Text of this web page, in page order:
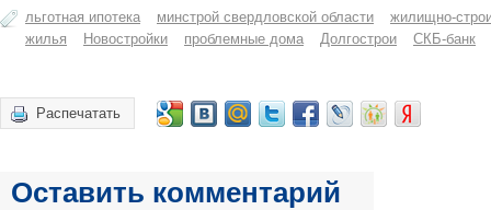
льготная ипотека минстрой свердловской области
жилищно-
жилья
Новостройки проблемные дома Долгострои СКБ-банк
Распечатать
Оставить комментарий